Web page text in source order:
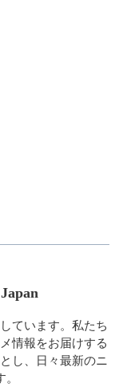
ています。私たち
情報をお届けする
し、日々最新のニ